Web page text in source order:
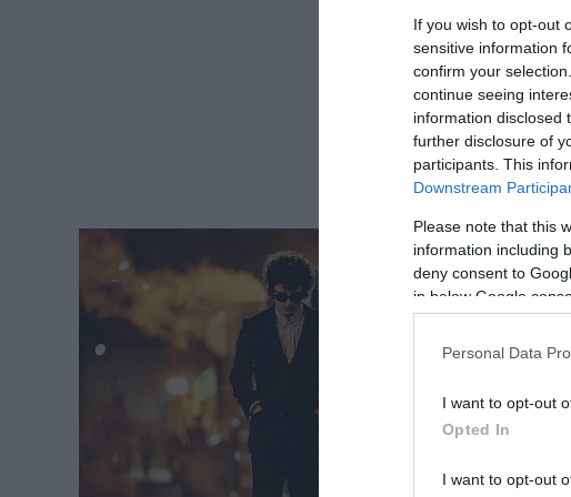
If you wish to opt-out
sensitive information
confirm your
continue seeing
information disclosed
further disclosure of
participants. This
Downstream
Please note that this
information including
deny consent to
in below Google
Personal Data
I want to opt-out
Opted In
I want to opt-out